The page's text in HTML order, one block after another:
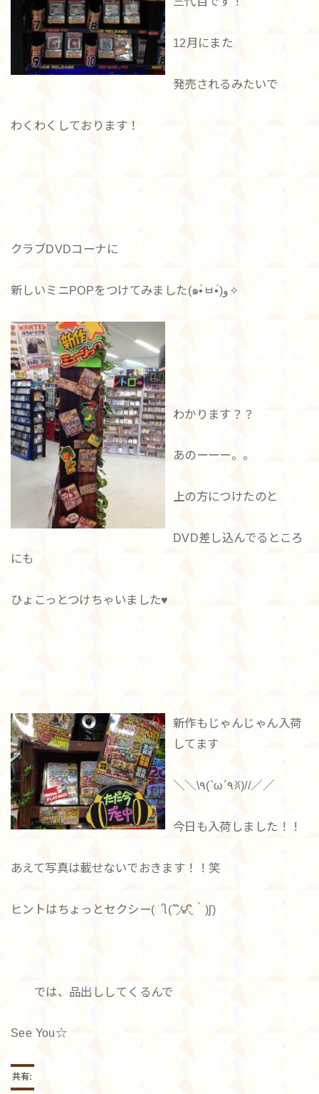
12月にまた
発売されるみたいで
わくわくしております！
クラブDVDコーナに
新しいミニPOPをつけてみました(๑•̀ㅂ•́)و✧
わかります？？
あのーーー。。
上の方につけたのと
DVD差し込んでるところ
にも
ひょこっとつけちゃいました♥
新作もじゃんじゃん入荷
してます
＼＼\٩(`ω´٩ꐦ)//／／
今日も入荷しました！！
あえて写真は載せないでおきます！！笑
ヒントはちょっとセクシー(ી(΄◞ิ౪◟ิ‵)ʃ)
では、品出ししてくるんで
See You☆
共有: